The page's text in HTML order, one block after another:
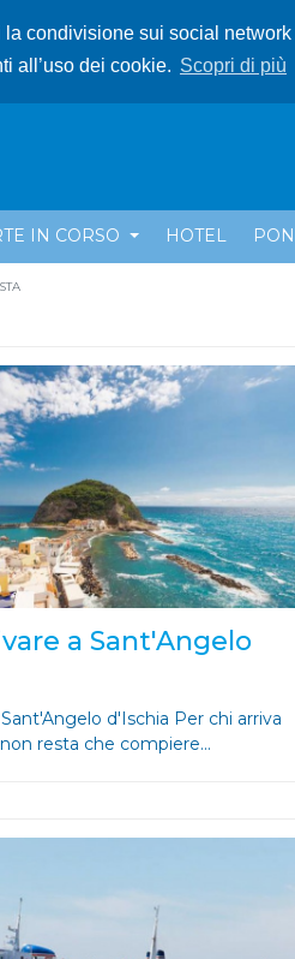
condivisione sui social
all’uso dei cookie. Scopri di più
IN CORSO HOTEL
a Sant'Angelo
d'Ischia Per chi arriva
resta che compiere...